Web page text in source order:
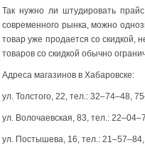
Так нужно ли штудировать
современного рынка, можно
товар уже продается со скидкой,
товаров со скидкой обычно
Адреса магазинов в Хабаровске:
ул. Толстого, 22, тел.: 32–74–48,
ул. Волочаевская, 83, тел.:
ул. Постышева, 16, тел.: